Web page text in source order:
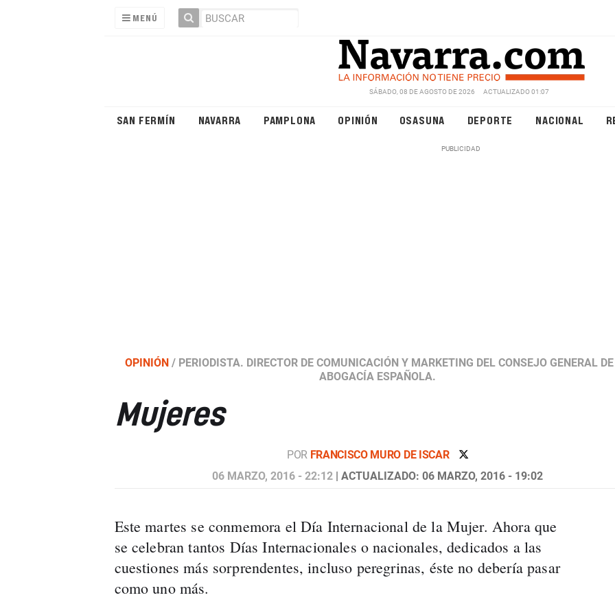
MENÚ
SÁBADO, 08 DE AGOSTO DE 2026 ACTUALIZADO 01:07
SAN FERMÍN NAVARRA PAMPLONA OPINIÓN OSASUNA DEPORTE NACIONAL
OPINIÓN/ PERIODISTA. DIRECTOR DE COMUNICACIÓN Y MARKETING DEL CONSEJO GENERAL
ABOGACÍA ESPAÑOLA.
Mujeres
POR FRANCISCO MURO DE ISCAR
06 MARZO, 2016 - 22:12 | ACTUALIZADO: 06 MARZO, 2016 - 19:02
Este martes se conmemora el Día Internacional de la Mujer. Ahora que
se celebran tantos Días Internacionales o nacionales, dedicados a las
cuestiones más sorprendentes, incluso peregrinas, éste no debería pasar
como uno más.